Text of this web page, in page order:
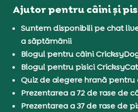
Ajutor pentru câini și
Suntem disponibili pe chat
a săptămânii
Blogul pentru câini
Blogul pentru pisici CricksyCat
Quiz de alegere hrană pentru
Prezentarea a 72 de rase de
Prezentarea a 37 de rase de